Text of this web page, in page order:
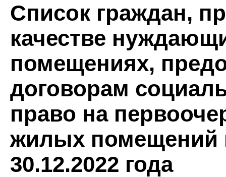
Список граждан,
качестве
помещениях,
договорам
право на
жилых помещений
30.12.2022 года